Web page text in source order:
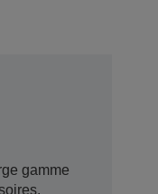
gamme